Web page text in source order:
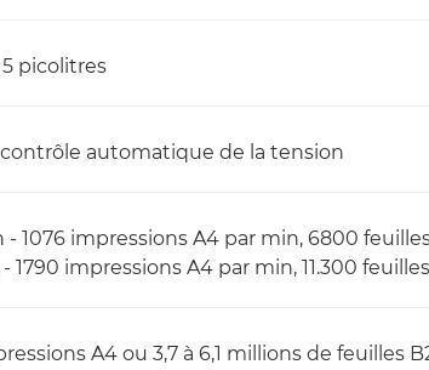
picolitres
automatique de la tension
1076 impressions A4 par min, 6800
1790 impressions A4 par min, 11.300
A4 ou 3,7 à 6,1 millions de feuilles